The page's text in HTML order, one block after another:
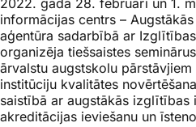
informācijas centrs –
aģentūra sadarbībā ar
organizēja tiešsaistes
ārvalstu augstskolu
institūciju kvalitātes
saistībā ar augstākās izglītības
akreditācijas ieviešanu un